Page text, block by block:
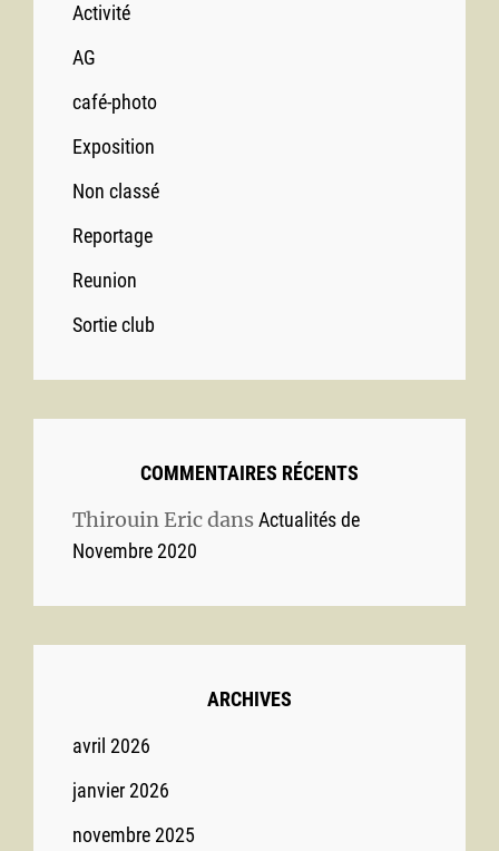
Activité
AG
café-photo
Exposition
Non classé
Reportage
Reunion
Sortie club
COMMENTAIRES RÉCENTS
Thirouin EricdansActualités de
Novembre 2020
ARCHIVES
avril 2026
janvier 2026
novembre 2025